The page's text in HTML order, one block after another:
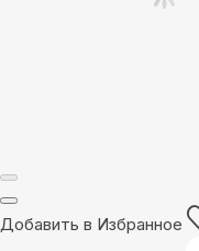
Добавить в Избранное